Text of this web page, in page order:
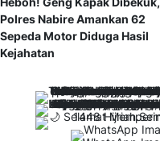
Polres Nabire Amankan 62
Sepeda Motor Diduga Hasil
Kejahatan